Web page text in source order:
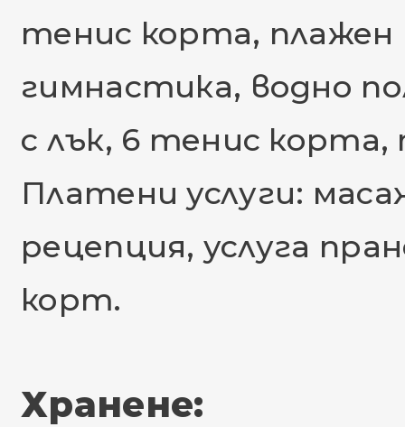
тенис корта, плажен
гимнастика, водно
с лък, 6 тенис корта,
Платени услуги:
рецепция, услуга
корт.
Хранене: